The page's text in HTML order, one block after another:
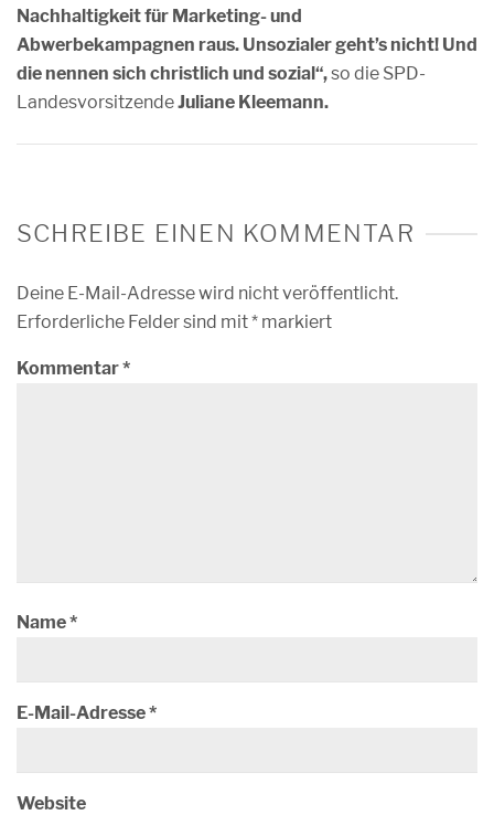
Nachhaltigkeit für Marketing- und
Abwerbekampagnen raus. Unsozialer geht’s nicht! Und
die nennen sich christlich und sozial“,so die SPD-
LandesvorsitzendeJuliane Kleemann.
SCHREIBE EINEN KOMMENTAR
Deine E-Mail-Adresse wird nicht veröffentlicht.
Erforderliche Felder sind mit* markiert
Kommentar*
Name*
E-Mail-Adresse*
Website